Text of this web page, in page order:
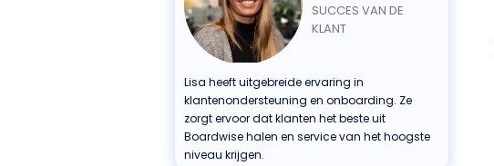
SUCCES VAN DE
KLANT
Lisa heeft uitgebreide ervaring in
klantenondersteuning en onboarding. Ze
zorgt ervoor dat klanten het beste uit
Boardwise halen en service van het hoogste
niveau krijgen.